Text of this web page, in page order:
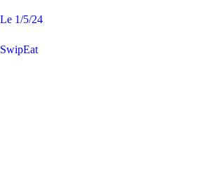
Le 1/5/24
SwipEat